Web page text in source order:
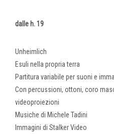
dalle h. 19
Unheimlich
Esuli nella propria terra
Partitura variabile per suoni e
Con percussioni, ottoni, coro
videoproiezioni
Musiche di Michele Tadini
Immagini di Stalker Video